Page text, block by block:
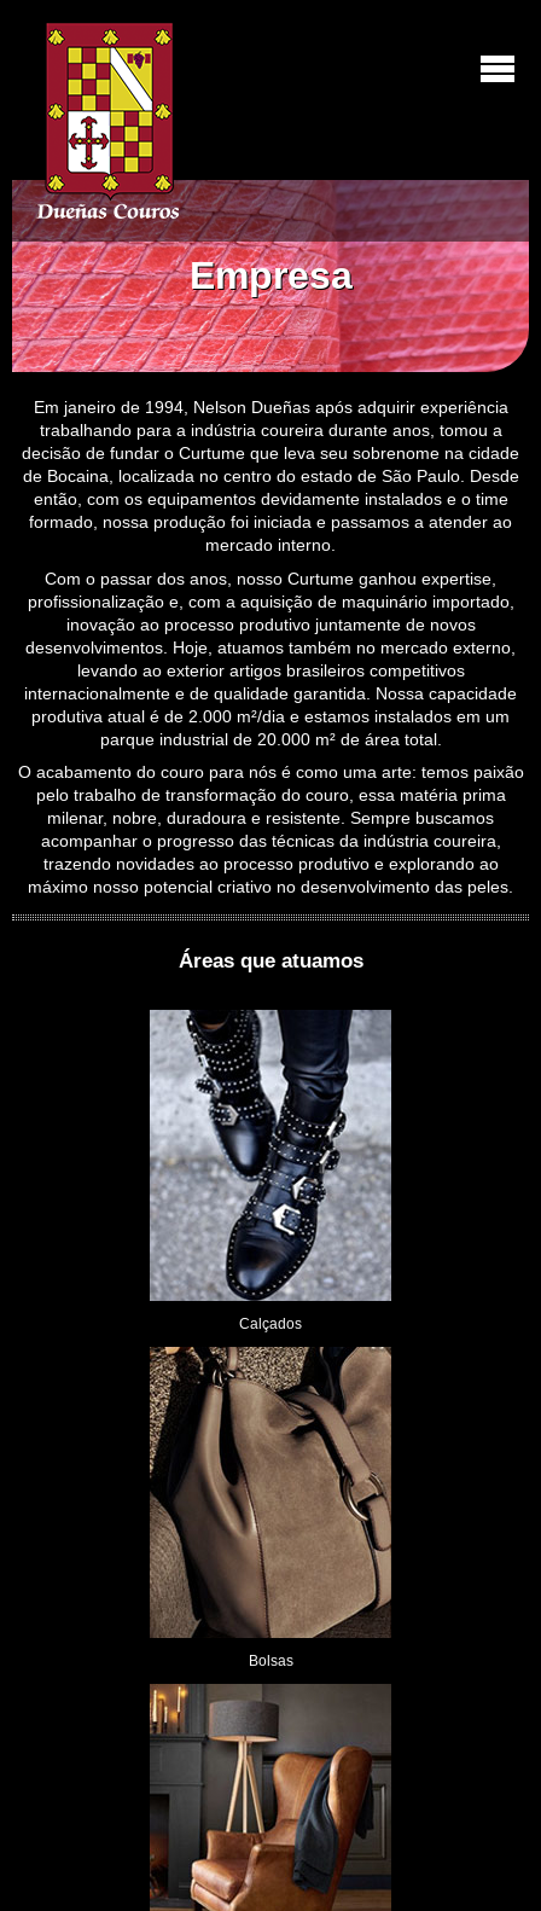
Empresa
Em janeiro de 1994, Nelson Dueñas após adquirir experiência
trabalhando para a indústria coureira durante anos, tomou a
decisão de fundar o Curtume que leva seu sobrenome na cidade
de Bocaina, localizada no centro do estado de São Paulo. Desde
então, com os equipamentos devidamente instalados e o time
formado, nossa produção foi iniciada e passamos a atender ao
mercado interno.
Com o passar dos anos, nosso Curtume ganhou expertise,
profissionalização e, com a aquisição de maquinário importado,
inovação ao processo produtivo juntamente de novos
desenvolvimentos. Hoje, atuamos também no mercado externo,
levando ao exterior artigos brasileiros competitivos
internacionalmente e de qualidade garantida. Nossa capacidade
produtiva atual é de 2.000 m²/dia e estamos instalados em um
parque industrial de 20.000 m² de área total.
O acabamento do couro para nós é como uma arte: temos paixão
pelo trabalho de transformação do couro, essa matéria prima
milenar, nobre, duradoura e resistente. Sempre buscamos
acompanhar o progresso das técnicas da indústria coureira,
trazendo novidades ao processo produtivo e explorando ao
máximo nosso potencial criativo no desenvolvimento das peles.
Áreas que atuamos
Calçados
Bolsas